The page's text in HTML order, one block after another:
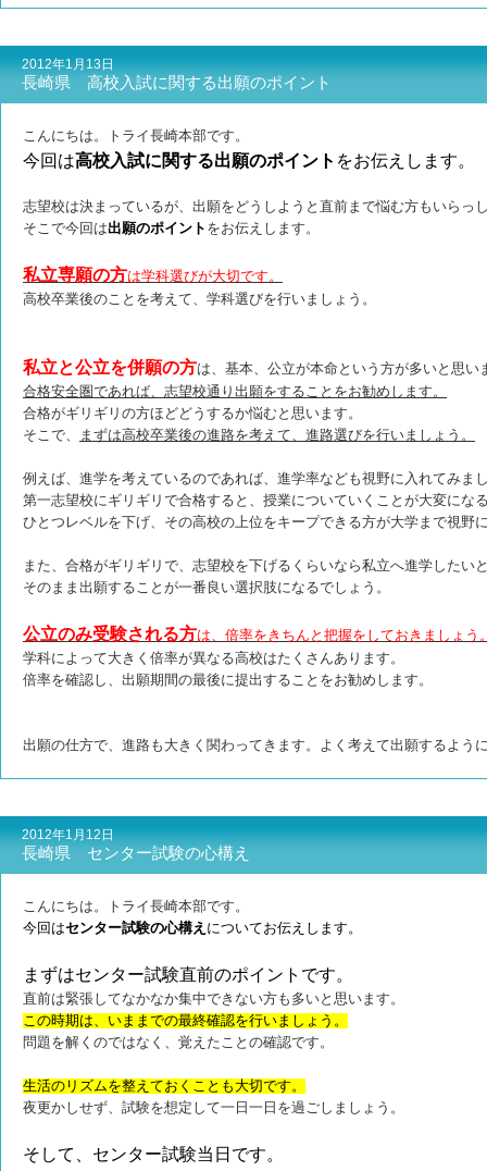
2012年1月13日
長崎県 高校入試に関する出願のポイント
こんにちは。トライ長崎本部です。
今回は高校入試に関する出願のポイント をお伝えします。
志望校は決まっているが、出願をどうしようと直前まで悩む方もいらっ
そこで今回は出願のポイント をお伝えします。
私立専願の方は学科選びが大切です。
高校卒業後のことを考えて、学科選びを行いましょう。
私立と公立を併願の方は、基本、公立が本命という方が多いと思い
合格安全圏であれば、志望校通り出願をすることをお勧めします。
合格がギリギリの方ほどどうするか悩むと思います。
そこで、
まずは高校卒業後の進路を考えて、進路選びを行いましょう。
例えば、進学を考えているのであれば、進学率なども視野に入れてみま
第一志望校にギリギリで合格すると、授業についていくことが大変にな
ひとつレベルを下げ、その高校の上位をキープできる方が大学まで視野
また、合格がギリギリで、志望校を下げるくらいなら私立へ進学したい
そのまま出願することが一番良い選択肢になるでしょう。
公立のみ受験される方は、倍率をきちんと把握をしておきましょう
学科によって大きく倍率が異なる高校はたくさんあります。
倍率を確認し、出願期間の最後に提出することをお勧めします。
出願の仕方で、進路も大きく関わってきます。よく考えて出願するよう
2012年1月12日
長崎県 センター試験の心構え
こんにちは。トライ長崎本部です。
今回はセンター試験の心構え についてお伝えします。
まずはセンター試験直前のポイントです。
直前は緊張してなかなか集中できない方も多いと思います。
この時期は、いままでの最終確認を行いましょう。
問題を解くのではなく、覚えたことの確認です。
生活のリズムを整えておくことも大切です。
夜更かしせず、試験を想定して一日一日を過ごしましょう。
そして、センター試験当日です。